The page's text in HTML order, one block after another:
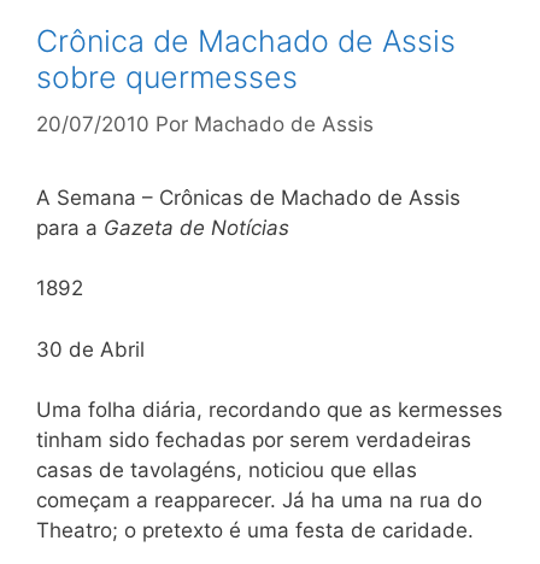
Crônica de Machado de Assis
sobre quermesses
20/07/2010 Por Machado de Assis
A Semana – Crônicas de Machado de Assis
para a Gazeta de Notícias
1892
30 de Abril
Uma folha diária, recordando que as kermesses
tinham sido fechadas por serem verdadeiras
casas de tavolagéns, noticiou que ellas
começam a reapparecer. Já ha uma na rua do
Theatro; o pretexto é uma festa de caridade.